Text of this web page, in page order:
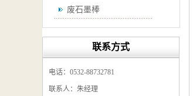
废石墨棒
废石墨换热器回收
联系方式
电话：0532-88732781
联系人：朱经理